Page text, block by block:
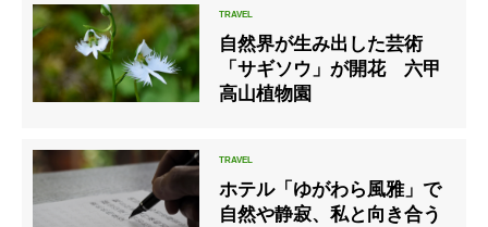
自然界が生み出した芸術
「サギソウ」が開花 六甲
高山植物園
ホテル「ゆがわら風雅」で
自然や静寂、私と向き合う